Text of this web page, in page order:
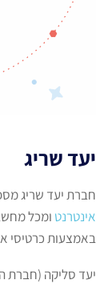
יעד שריג
חברת יעד שריג
אינטרנט ומכל
באמצעות כרטיסי
יעד סליקה (חברת